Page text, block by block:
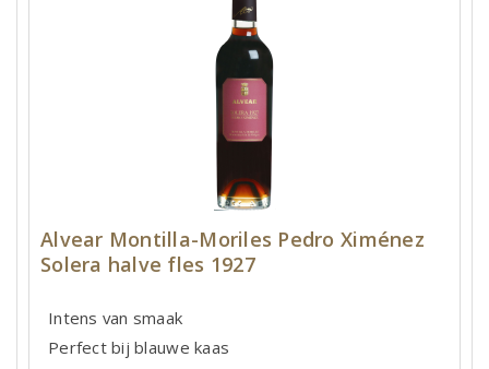
Alvear Montilla-Moriles Pedro Ximénez
Solera halve fles 1927
Intens van smaak
Perfect bij blauwe kaas